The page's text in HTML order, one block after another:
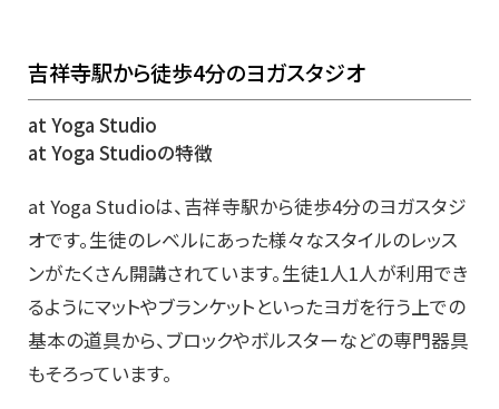
吉祥寺駅から徒歩4分のヨガスタジオ
at Yoga Studio
at Yoga Studioの特徴
at Yoga Studioは、吉祥寺駅から徒歩4分のヨガスタジ
オです。生徒のレベルにあった様々なスタイルのレッス
ンがたくさん開講されています。生徒1人1人が利用でき
るようにマットやブランケットといったヨガを行う上での
基本の道具から、ブロックやボルスターなどの専門器具
もそろっています。